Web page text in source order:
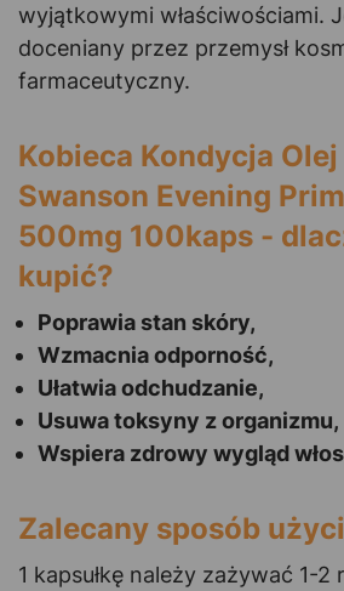
wyjątkowymi właściwościami.
doceniany przez przemysł
farmaceutyczny.
Kobieca Kondycja Olej
Swanson Evening
500mg 100kaps -
kupić?
Poprawia stan skóry,
Wzmacnia odporność,
Ułatwia odchudzanie,
Usuwa toksyny z organizmu,
Wspiera zdrowy wygląd
Zalecany sposób
1 kapsułkę należy zażywać 1-2